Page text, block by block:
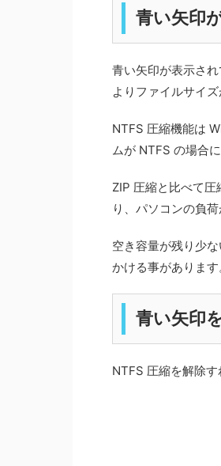
青い矢印
青い矢印が表示さ
よりファイルサイ
NTFS 圧縮機能は
ムが NTFS の場合
ZIP 圧縮と比べて
り、パソコンの負
空き容量が残り少
かける事があります
青い矢印
NTFS 圧縮を解除す